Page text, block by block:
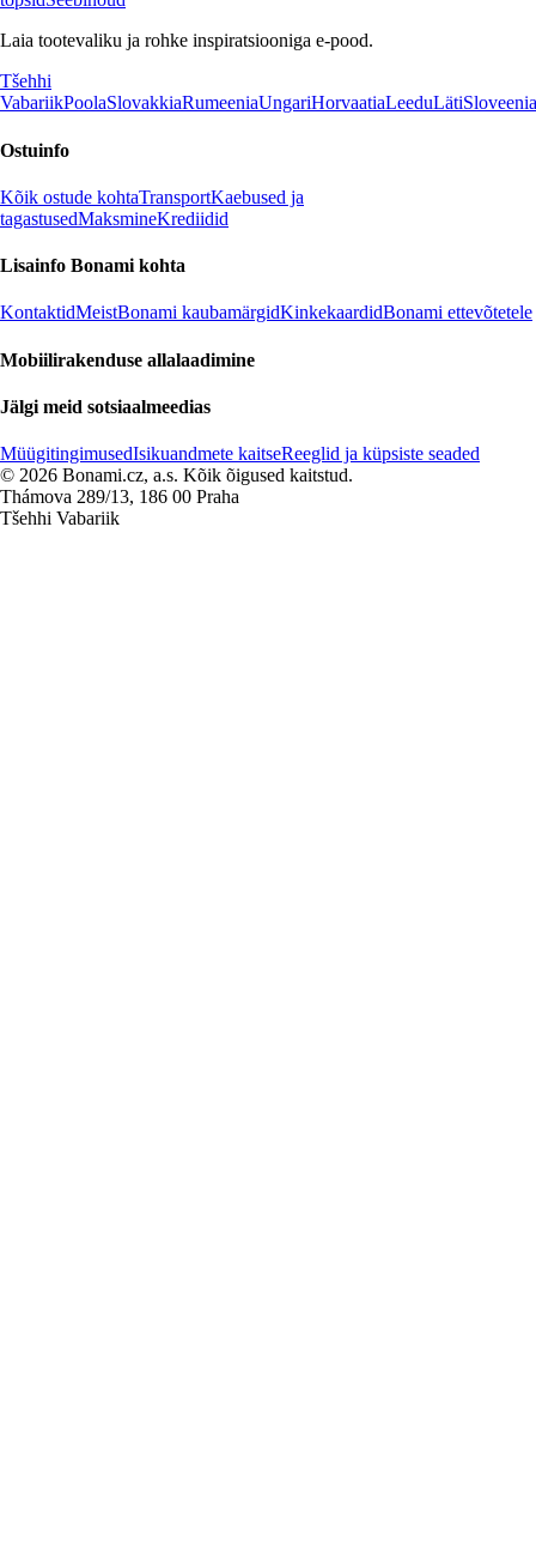
Laia tootevaliku ja rohke inspiratsiooniga e-pood.
Tšehhi
VabariikPoolaSlovakkiaRumeeniaUngariHorvaatiaLeeduLätiSloveenia
Ostuinfo
Kõik ostude kohtaTransportKaebused ja
tagastusedMaksmineKrediidid
Lisainfo Bonami kohta
KontaktidMeistBonami kaubamärgidKinkekaardidBonami ettevõtetele
Mobiilirakenduse allalaadimine
Jälgi meid sotsiaalmeedias
MüügitingimusedIsikuandmete kaitseReeglid ja küpsiste seaded
© 2026 Bonami.cz, a.s. Kõik õigused kaitstud.
Thámova 289/13, 186 00 Praha
Tšehhi Vabariik